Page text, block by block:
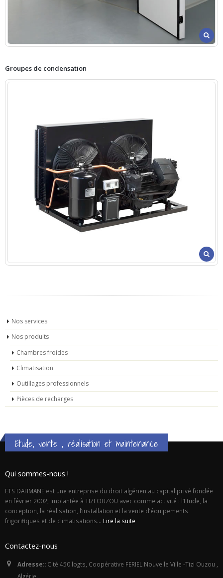
Groupes de condensation
Nos services
Nos produits
Chambres froides
Climatisation
Outillages professionnels
Pièces de recharges
Etude, vente , réalisation et maintenance
Qui sommes-nous !
ETS DAHMANE est une entreprise du droit algérien au capital privé fondée
en février 2002, Implantée à TIZI OUZOU avec comme activité : l’Etude, la
conception, la réalisation, l’installation et la vente d’équipements
frigorifiques et de climatisations... Lire la suite
Contactez-nous
Adresse:: Cité 450 logts, Coopérative FERIEL Nouvelle Ville -Tizi Ouzou ,
Algérie.